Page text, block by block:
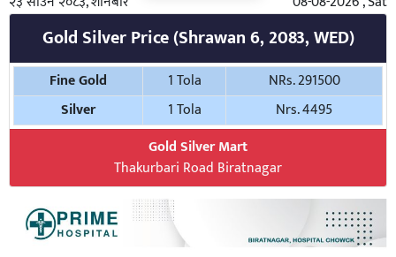
Gold Silver Price (Shrawan 6, 2083, WED)
Fine Gold 1 Tola
NRs. 291500
Silver
1 Tola
Nrs. 4495
Gold Silver Mart
Thakurbari Road Biratnagar